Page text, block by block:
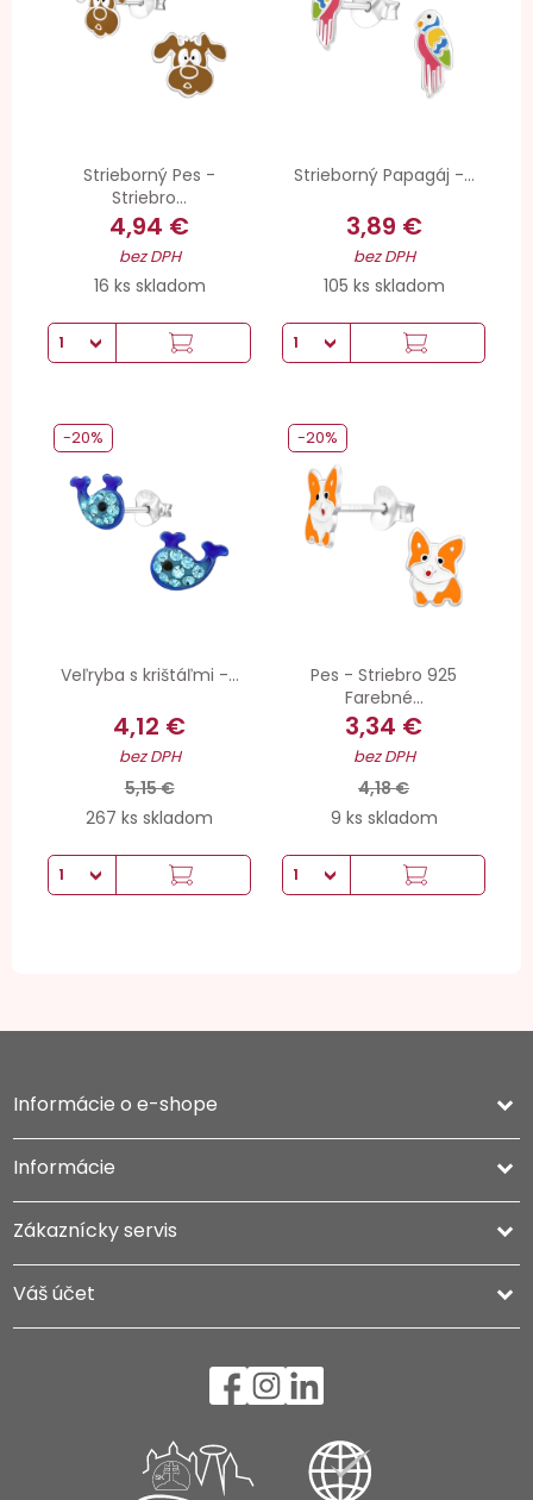
Strieborný Pes -
Striebro...
4,94 €
bez DPH
16 ks skladom
Strieborný Papagáj -...
3,89 €
bez DPH
105 ks skladom
Veľryba s krištáľmi -...
4,12 €
bez DPH
5,15 €
267 ks skladom
-20%
Pes - Striebro 925
Farebné...
3,34 €
bez DPH
4,18 €
9 ks skladom
-20%
Informácie o e-shope keyboard_arrow_down
Informácie 
Zákaznícky servis 
Váš účet 